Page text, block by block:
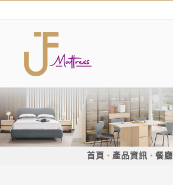
首頁 產品資訊 餐廳